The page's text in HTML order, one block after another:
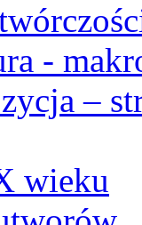
-
–
wieku